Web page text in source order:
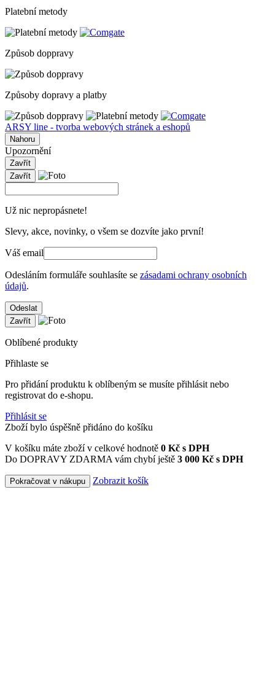
Platební metody
Způsob doppravy
Způsoby dopravy a platby
ARSY line - tvorba webových stránek a eshopů
Nahoru
Upozornění
Zavřít
Zavřít
Už nic nepropásnete!
Slevy, akce, novinky, o všem se dozvíte jako první!
Váš email
Odesláním formuláře souhlasíte se zásadami ochrany osobních
údajů.
Odeslat
Zavřít
Oblíbené produkty
Přihlaste se
Pro přidání produktu k oblíbeným se musíte přihlásit nebo
registrovat do e-shopu.
Přihlásit se
Zboží bylo úspěšně přidáno do košíku
V košíku máte zboží v celkové hodnotě 0 Kč s DPH
Do DOPRAVY ZDARMA vám chybí ještě 3 000 Kč s DPH
Pokračovat v nákupu Zobrazit košík